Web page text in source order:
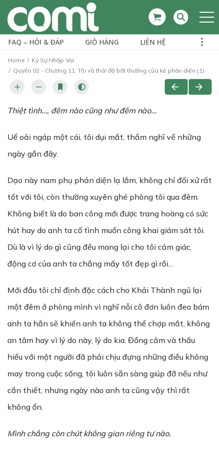
FAQ – HỎI & ĐÁP GIỎ HÀNG LIÊN HỆ
Home
Ký Sự Nhập Vai
Quyển 02 - Chương 11: Tôi và thái độ bất thường của kẻ phản diện (1)
Thiệt tình…, đêm nào cũng như đêm nào…
Uể oải ngáp một cái, tôi dụi mắt, thầm nghĩ về những
ngày gần đây.
Dạo này nam phụ phản diện lạ lắm, không chỉ đối xử rất
tốt với tôi, còn thường xuyên ghé phòng tôi qua đêm.
Không biết là do ban công mới được trang hoàng có sức
hút hay do anh ta cố tình muốn công khai giám sát tôi.
Dù là vì lý do gì cũng đều mang lại cho tôi cảm giác,
động cơ của anh ta chẳng mấy tốt đẹp gì rồi…
Mới đầu tôi chỉ định đặc cách cho Khải Thành ngủ lại
một đêm ở phòng mình vì nghĩ nỗi cô đơn luôn đeo bám
anh ta hẳn sẽ khiến anh ta không thể chợp mắt, không
an tâm hay vì lý do này, lý do kia. Đồng cảm và thấu
hiểu với một người đã phải chịu đựng những điều không
may trong cuộc sống, tôi luôn sẵn sàng giúp đỡ nếu như
cần thiết, nhưng ngày nào anh ta cũng vậy thì rất
không ổn.
Mình chẳng còn chút không gian riêng tư nào.